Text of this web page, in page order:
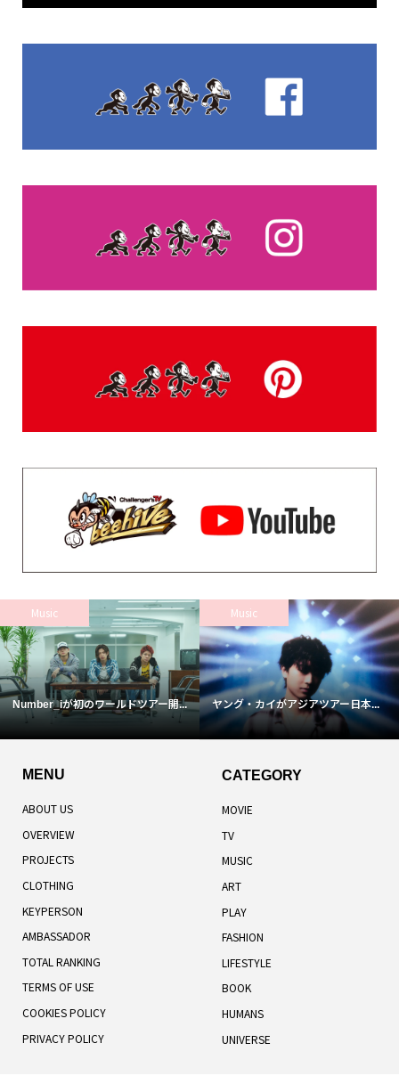
Music
Number_iが初のワールドツアー開...
Music
ヤング・カイがアジアツアー日本...
MENU
ABOUT US
OVERVIEW
PROJECTS
CLOTHING
KEYPERSON
AMBASSADOR
TOTAL RANKING
TERMS OF USE
COOKIES POLICY
PRIVACY POLICY
CATEGORY
MOVIE
TV
MUSIC
ART
PLAY
FASHION
LIFESTYLE
BOOK
HUMANS
UNIVERSE